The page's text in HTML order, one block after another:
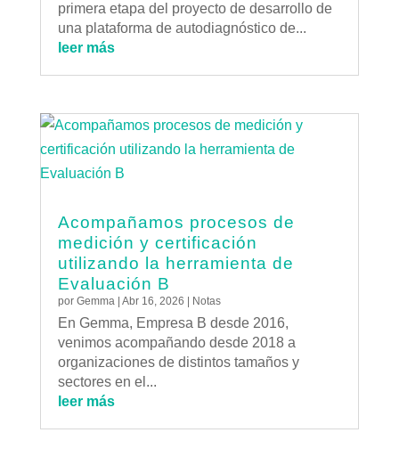
primera etapa del proyecto de desarrollo de
una plataforma de autodiagnóstico de...
leer más
Acompañamos procesos de
medición y certificación
utilizando la herramienta de
Evaluación B
por Gemma | Abr 16, 2026 | Notas
En Gemma, Empresa B desde 2016,
venimos acompañando desde 2018 a
organizaciones de distintos tamaños y
sectores en el...
leer más